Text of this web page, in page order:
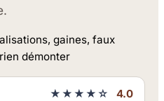
gaines, faux
démonter
★★★★☆ 4.0